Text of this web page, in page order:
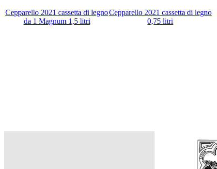
Cepparello 2021 cassetta di legno
da 1 Magnum 1,5 litri
Cepparello 2021 cassetta di legno
0,75 litri